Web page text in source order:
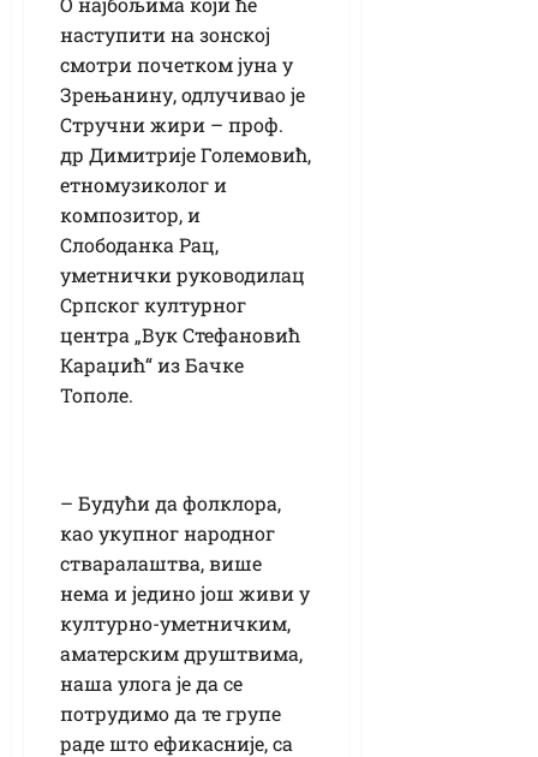
наступити на зонској
смотри почетком јуна у
Зрењанину, одлучивао је
Стручни жири – проф.
др Димитрије Големовић,
етномузиколог и
композитор, и
Слободанка Рац,
уметнички руководилац
Српског културног
центра „Вук Стефановић
Караџић“ из Бачке
Тополе.
– Будући да фолклора,
као укупног народног
стваралаштва, више
нема и једино још живи у
културно-уметничким,
аматерским друштвима,
наша улога је да се
потрудимо да те групе
раде што ефикасније, са